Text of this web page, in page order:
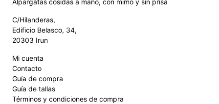
C/Hilanderas,
Edificio Belasco, 34,
20303 Irun
Mi cuenta
Contacto
Guía de compra
Guía de tallas
Términos y condiciones de compra